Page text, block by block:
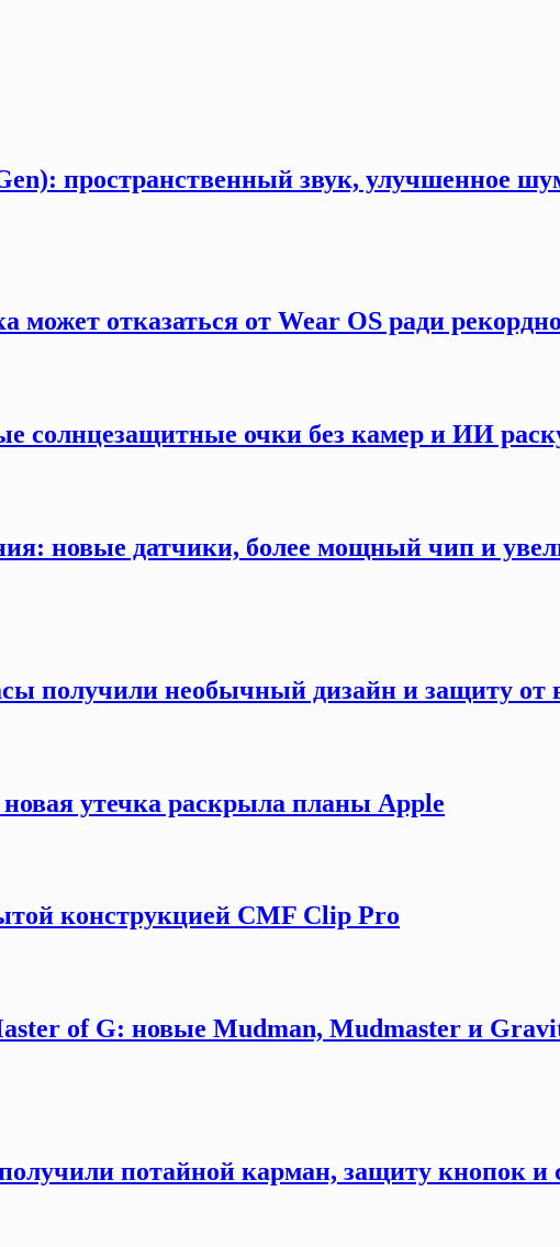
пространственный звук, улучшенное
может отказаться от Wear OS ради
солнцезащитные очки без камер и ИИ
новые датчики, более мощный чип и
получили необычный дизайн и защиту от
утечка раскрыла планы Apple
конструкцией CMF Clip Pro
of G: новые Mudman, Mudmaster и
потайной карман, защиту кнопок и